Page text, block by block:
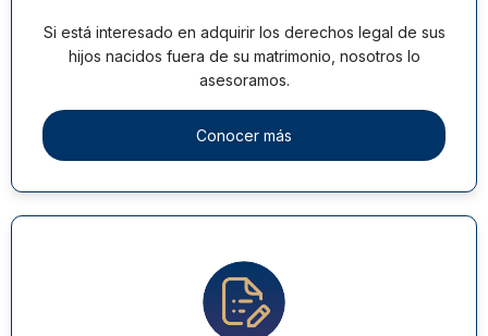
Si está interesado en adquirir los derechos legal de sus
hijos nacidos fuera de su matrimonio, nosotros lo
asesoramos.
Conocer más